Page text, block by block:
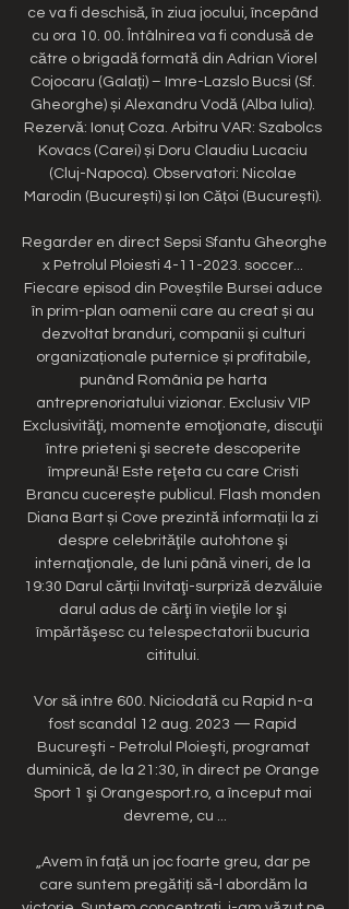
ce va fi deschisă, în ziua jocului, începând
cu ora 10. 00. Întâlnirea va fi condusă de
către o brigadă formată din Adrian Viorel
Cojocaru (Galați) – Imre-Lazslo Bucsi (Sf.
Gheorghe) și Alexandru Vodă (Alba Iulia).
Rezervă: Ionuț Coza. Arbitru VAR: Szabolcs
Kovacs (Carei) și Doru Claudiu Lucaciu
(Cluj-Napoca). Observatori: Nicolae
Marodin (București) și Ion Cățoi (București).
Regarder en direct Sepsi Sfantu Gheorghe
x Petrolul Ploiesti 4-11-2023. soccer...
Fiecare episod din Poveștile Bursei aduce
în prim-plan oamenii care au creat și au
dezvoltat branduri, companii și culturi
organizaționale puternice și profitabile,
punând România pe harta
antreprenoriatului vizionar. Exclusiv VIP
Exclusivităţi, momente emoţionate, discuţii
între prieteni şi secrete descoperite
împreună! Este reţeta cu care Cristi
Brancu cucerește publicul. Flash monden
Diana Bart și Cove prezintă informații la zi
despre celebrităţile autohtone şi
internaţionale, de luni până vineri, de la
19:30 Darul cărții Invitaţi-surpriză dezvăluie
darul adus de cărţi în vieţile lor şi
împărtăşesc cu telespectatorii bucuria
cititului.
Vor să intre 600. Niciodată cu Rapid n-a
fost scandal 12 aug. 2023 — Rapid
Bucureşti - Petrolul Ploieşti, programat
duminică, de la 21:30, în direct pe Orange
Sport 1 şi Orangesport.ro, a început mai
devreme, cu ...
„Avem în față un joc foarte greu, dar pe
care suntem pregătiți să-l abordăm la